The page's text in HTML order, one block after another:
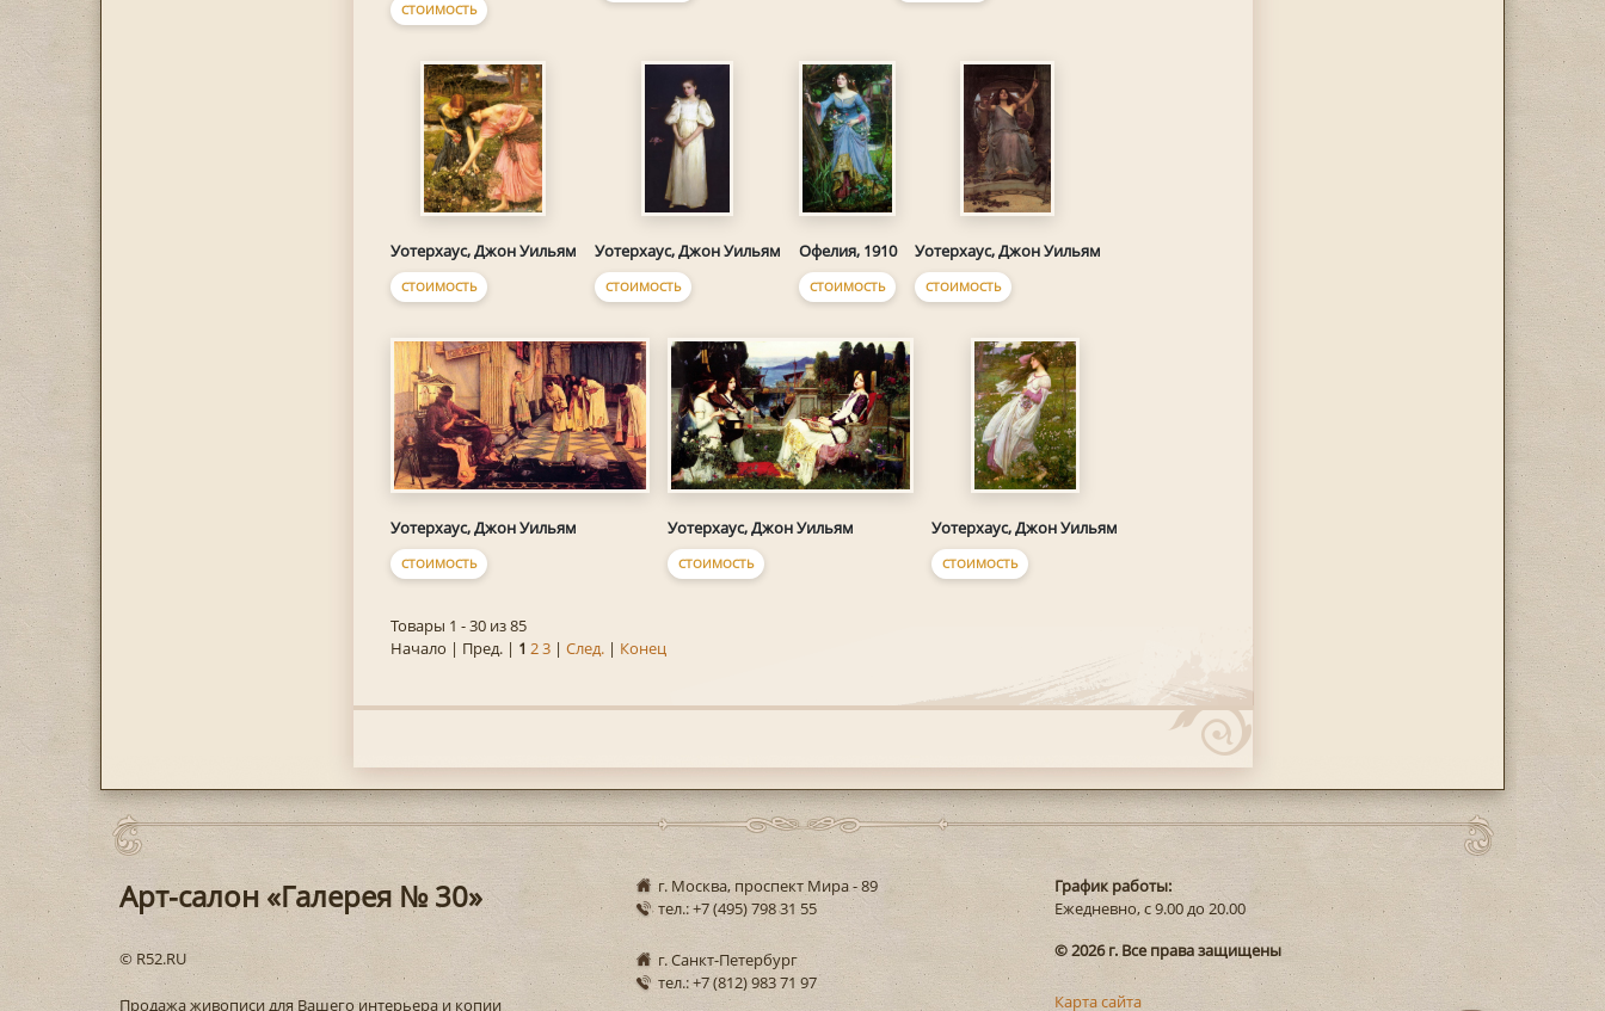
СТОИМОСТЬ
Уотерхаус, Джон Уильям
СТОИМОСТЬ
Уотерхаус, Джон Уильям
СТОИМОСТЬ
Офелия, 1910
СТОИМОСТЬ
Уотерхаус, Джон Уильям
СТОИМОСТЬ
Уотерхаус, Джон Уильям
СТОИМОСТЬ
Уотерхаус, Джон Уильям
СТОИМОСТЬ
Уотерхаус, Джон Уильям
СТОИМОСТЬ
Товары 1 - 30 из 85
Начало | Пред. | 1 23| След.| Конец
Арт-салон «Галерея № 30»
© R52.RU
Продажа живописи для Вашего интерьера и копии
г. Москва, проспект Мира - 89
тел.: +7 (495) 798 31 55
г. Санкт-Петербург
тел.: +7 (812) 983 71 97
График работы:
Ежедневно, с 9.00 до 20.00
© 2026 г. Все права защищены
Карта сайта